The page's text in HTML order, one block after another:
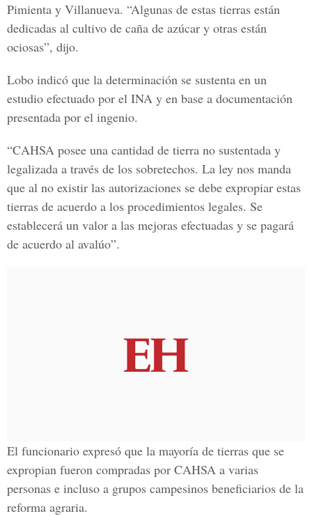
Pimienta y Villanueva. “Algunas de estas tierras están
dedicadas al cultivo de caña de azúcar y otras están
ociosas”, dijo.
Lobo indicó que la determinación se sustenta en un
estudio efectuado por el INA y en base a documentación
presentada por el ingenio.
“CAHSA posee una cantidad de tierra no sustentada y
legalizada a través de los sobretechos. La ley nos manda
que al no existir las autorizaciones se debe expropiar estas
tierras de acuerdo a los procedimientos legales. Se
establecerá un valor a las mejoras efectuadas y se pagará
de acuerdo al avalúo”.
El funcionario expresó que la mayoría de tierras que se
expropian fueron compradas por CAHSA a varias
personas e incluso a grupos campesinos beneficiarios de la
reforma agraria.